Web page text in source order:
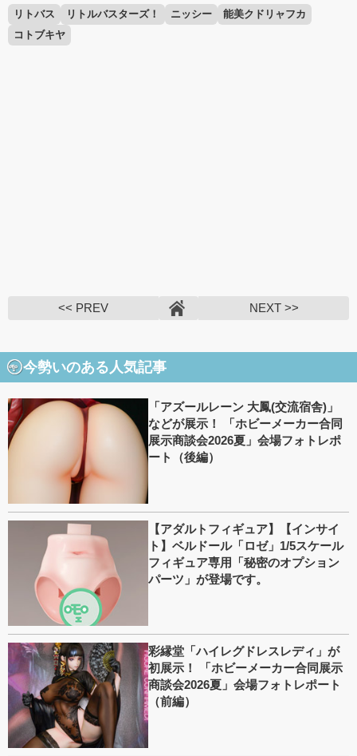
リトバス リトルバスターズ！ ニッシー
能美クドリャフカ
コトブキヤ
<< PREV NEXT >>
今勢いのある人気記事
「アズールレーン 大鳳(交流宿舎)」
などが展示！ 「ホビーメーカー合同
展示商談会2026夏」会場フォトレポ
ート（後編）
【アダルトフィギュア】【インサイ
ト】ベルドール「ロゼ」1/5スケール
フィギュア専用「秘密のオプション
パーツ」が登場です。
彩縁堂「ハイレグドレスレディ」が
初展示！ 「ホビーメーカー合同展示
商談会2026夏」会場フォトレポート
（前編）